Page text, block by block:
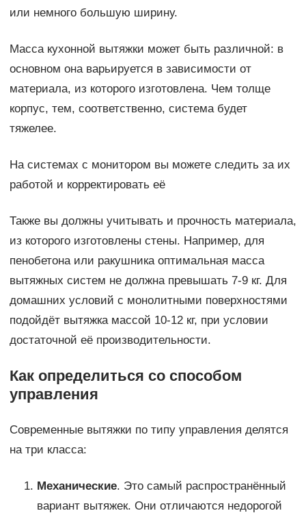
или немного большую ширину.
Масса кухонной вытяжки может быть различной: в
основном она варьируется в зависимости от
материала, из которого изготовлена. Чем толще
корпус, тем, соответственно, система будет
тяжелее.
На системах с монитором вы можете следить за их
работой и корректировать её
Также вы должны учитывать и прочность материала,
из которого изготовлены стены. Например, для
пенобетона или ракушника оптимальная масса
вытяжных систем не должна превышать 7-9 кг. Для
домашних условий с монолитными поверхностями
подойдёт вытяжка массой 10-12 кг, при условии
достаточной её производительности.
Как определиться со способом
управления
Современные вытяжки по типу управления делятся
на три класса:
Механические. Это самый распространённый
вариант вытяжек. Они отличаются недорогой